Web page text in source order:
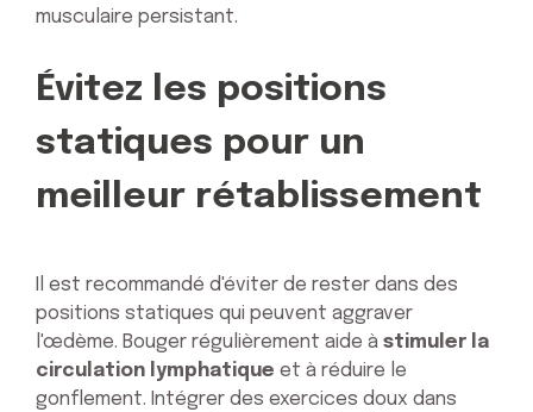
musculaire persistant.
Évitez les positions
statiques pour un
meilleur rétablissement
Il est recommandé d'éviter de rester dans des
positions statiques qui peuvent aggraver
l'œdème. Bouger régulièrement aide à stimuler la
circulation lymphatique et à réduire le
gonflement. Intégrer des exercices doux dans